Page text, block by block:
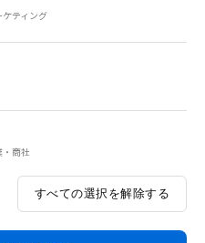
ケティング
・商社
すべての選択を解除する